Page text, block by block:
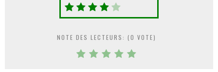
NOTE DES LECTEURS: (0 VOTE)